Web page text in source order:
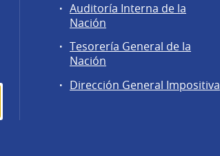
Auditoría Interna de la
Nación
Tesorería General de la
Nación
Dirección General Impositiva